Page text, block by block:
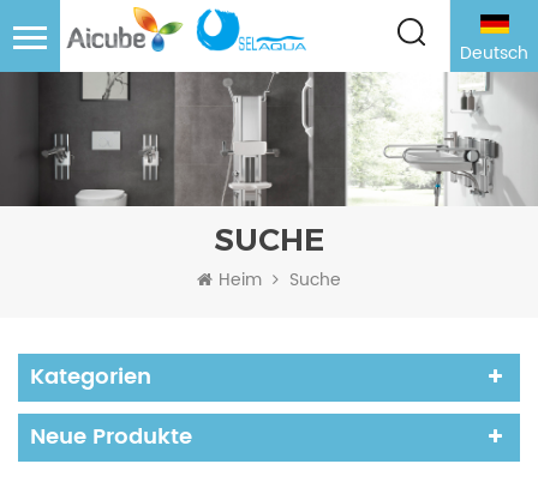
Deutsch
SUCHE
Heim Suche
Kategorien
Neue Produkte